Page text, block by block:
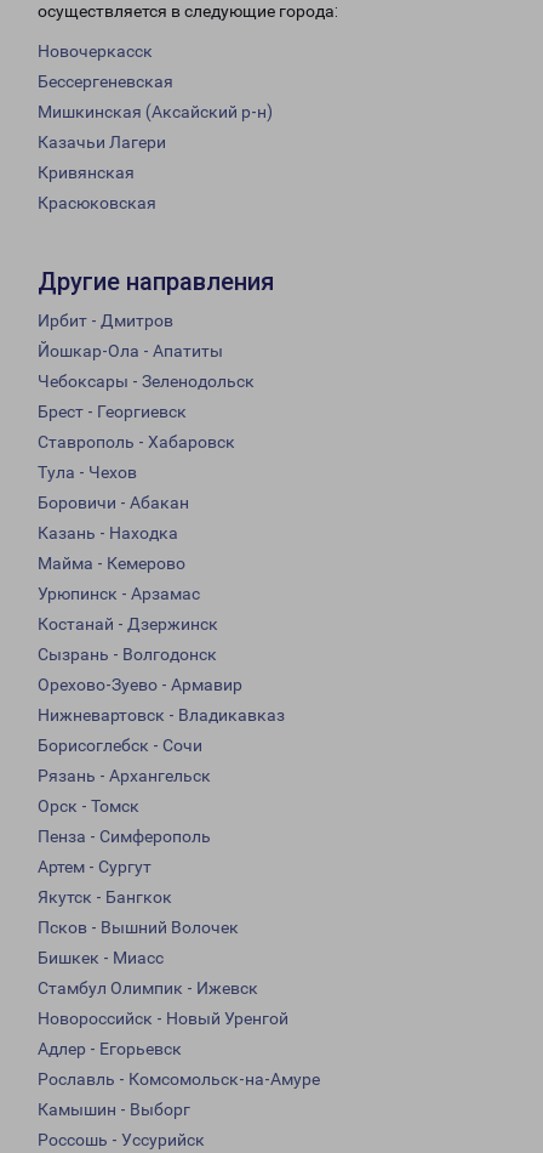
осуществляется в следующие города:
Новочеркасск
Бессергеневская
Мишкинская (Аксайский р-н)
Казачьи Лагери
Кривянская
Красюковская
Другие направления
Ирбит - Дмитров
Йошкар-Ола - Апатиты
Чебоксары - Зеленодольск
Брест - Георгиевск
Ставрополь - Хабаровск
Тула - Чехов
Боровичи - Абакан
Казань - Находка
Майма - Кемерово
Урюпинск - Арзамас
Костанай - Дзержинск
Сызрань - Волгодонск
Орехово-Зуево - Армавир
Нижневартовск - Владикавказ
Борисоглебск - Сочи
Рязань - Архангельск
Орск - Томск
Пенза - Симферополь
Артем - Сургут
Якутск - Бангкок
Псков - Вышний Волочек
Бишкек - Миасс
Стамбул Олимпик - Ижевск
Новороссийск - Новый Уренгой
Адлер - Егорьевск
Рославль - Комсомольск-на-Амуре
Камышин - Выборг
Россошь - Уссурийск